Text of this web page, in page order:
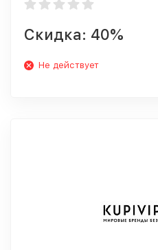
Скидка: 40%
Не действует